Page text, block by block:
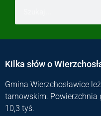
Kilka słów o
Gmina Wierzchosławice
tarnowskim. Powierzchnia
10,3 tyś.